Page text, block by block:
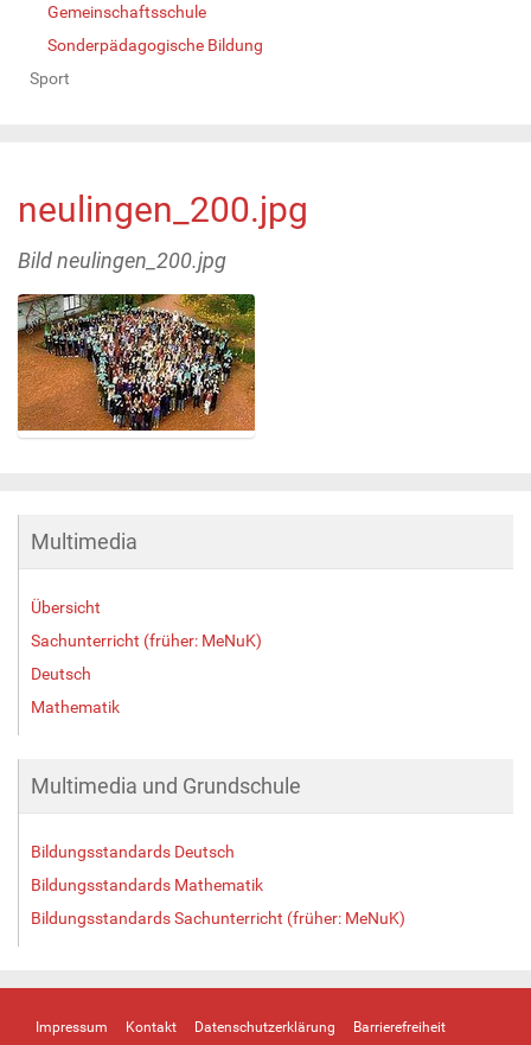
Gemeinschaftsschule
Sonderpädagogische Bildung
Sport
neulingen_200.jpg
Bild neulingen_200.jpg
e
B
l
d
v
l
G
r
ß
Multimedia
Übersicht
Sachunterricht (früher: MeNuK)
Deutsch
Mathematik
Multimedia und Grundschule
Bildungsstandards Deutsch
Bildungsstandards Mathematik
Bildungsstandards Sachunterricht (früher: MeNuK)
Impressum Kontakt Datenschutzerklärung Barrierefreiheit